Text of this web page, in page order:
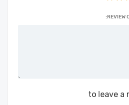
REVIEW
to leave a